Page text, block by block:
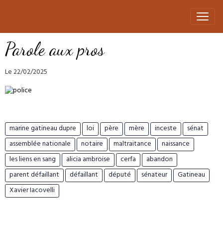
Parole aux pros
Le 22/02/2025
marine gatineau dupre loi père mère inceste
sénat
assemblée nationale
notaire maltraitance
naissance
les liens en sang
alicia ambroise cerfa
abandon
parent défaillant
défaillant député sénateur
Gatineau
Xavier Iacovelli